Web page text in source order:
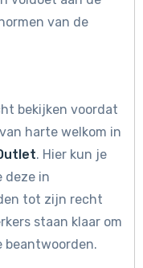
van de
bekijken voordat
harte welkom in
. Hier kun je
deze in
tot zijn recht
staan klaar om
beantwoorden.